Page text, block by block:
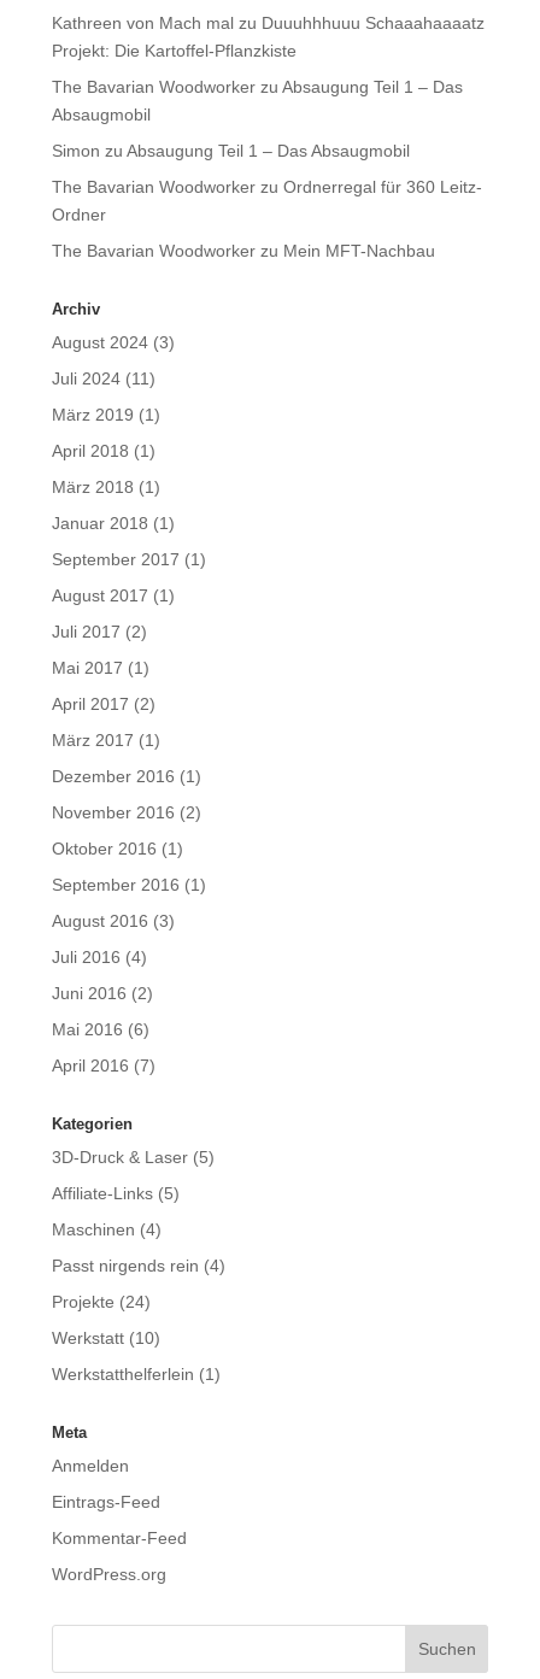
Kathreen von Mach malzu Duuuhhhuuu Schaaahaaaatz
Projekt: Die Kartoffel-Pflanzkiste
The Bavarian Woodworkerzu Absaugung Teil 1 – Das
Absaugmobil
Simon zu Absaugung Teil 1 – Das Absaugmobil
The Bavarian Woodworkerzu Ordnerregal für 360 Leitz-
Ordner
The Bavarian Woodworkerzu Mein MFT-Nachbau
Archiv
August 2024(3)
Juli 2024(11)
März 2019 (1)
April 2018 (1)
März 2018 (1)
Januar 2018 (1)
September 2017 (1)
August 2017 (1)
Juli 2017 (2)
Mai 2017 (1)
April 2017 (2)
März 2017 (1)
Dezember 2016 (1)
November 2016 (2)
Oktober 2016 (1)
September 2016 (1)
August 2016 (3)
Juli 2016 (4)
Juni 2016 (2)
Mai 2016 (6)
April 2016 (7)
Kategorien
3D-Druck & Laser(5)
Affiliate-Links(5)
Maschinen (4)
Passt nirgends rein (4)
Projekte (24)
Werkstatt(10)
Werkstatthelferlein (1)
Meta
Anmelden
Eintrags-Feed
Kommentar-Feed
WordPress.org